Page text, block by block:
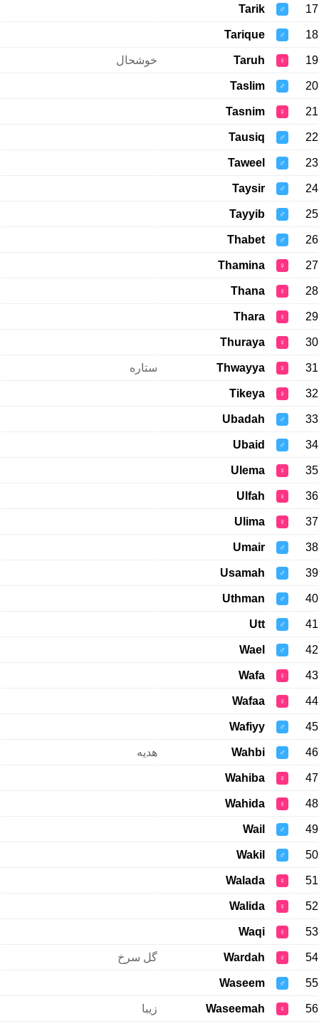
17
♂
Tarik
18
♂
Tarique
19
♀
Taruh خوشحال
20
♂
Taslim
21
♀
Tasnim
22
♂
Tausiq
23
♂
Taweel
24
♂
Taysir
25
♂
Tayyib
26
♂
Thabet
27
♀
Thamina
28
♀
Thana
29
♀
Thara
30
♀
Thuraya
31
♀
Thwayya ستاره
32
♀
Tikeya
33
♂
Ubadah
34
♂
Ubaid
35
♀
Ulema
36
♀
Ulfah
37
♀
Ulima
38
♂
Umair
39
♂
Usamah
40
♂
Uthman
41
♂
Utt
42
♂
Wael
43
♀
Wafa
44
♀
Wafaa
45
♂
Wafiyy
46
♂
Wahbi هدیه
47
♀
Wahiba
48
♀
Wahida
49
♂
Wail
50
♂
Wakil
51
♀
Walada
52
♀
Walida
53
♀
Waqi
54
♀
Wardah گل سرخ
55
♂
Waseem
56
♀
Waseemah زیبا